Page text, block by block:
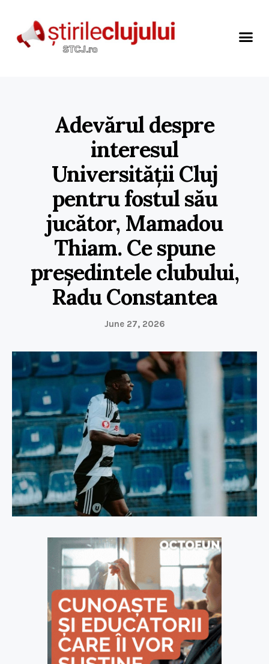
Adevărul despre
interesul
Universității Cluj
pentru fostul său
jucător, Mamadou
Thiam. Ce spune
președintele clubului,
Radu Constantea
June 27, 2026